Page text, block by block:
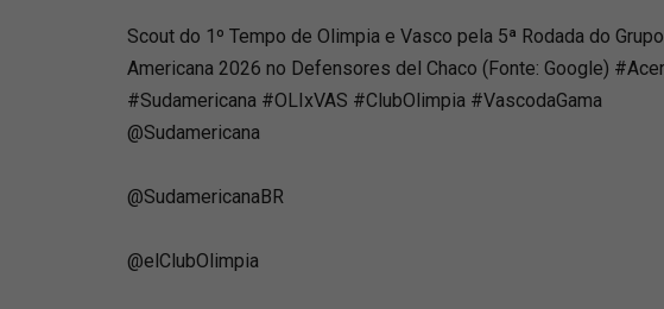
Scout do 1º Tempo de Olimpia e Vasco pela 5ª Rodada do
Americana 2026 no Defensores del Chaco (Fonte: Google)
#Sudamericana #OLIxVAS #ClubOlimpia #VascodaGama
@Sudamericana
@SudamericanaBR
@elClubOlimpia